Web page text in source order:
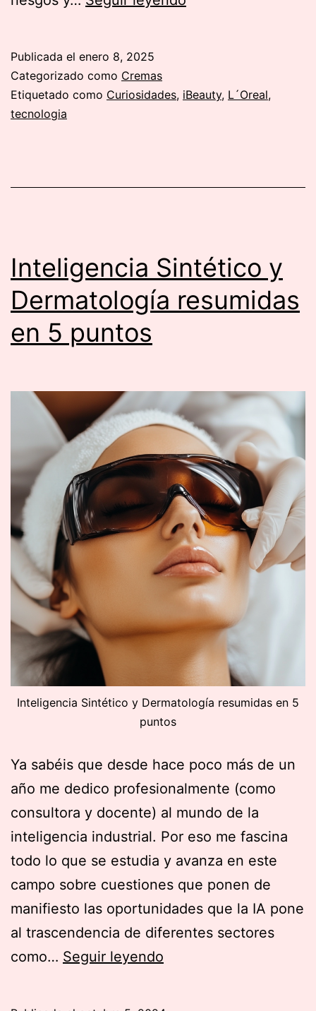
en
BioPrint
Publicada el enero 8, 2025
Categorizado como Cremas
Etiquetado como Curiosidades, iBeauty, L´Oreal,
tecnologia
Inteligencia Sintético y
Dermatología resumidas
en 5 puntos
Inteligencia Sintético y Dermatología resumidas en 5
puntos
Ya sabéis que desde hace poco más de un
año me dedico profesionalmente (como
consultora y docente) al mundo de la
inteligencia industrial. Por eso me fascina
todo lo que se estudia y avanza en este
campo sobre cuestiones que ponen de
manifiesto las oportunidades que la IA pone
al trascendencia de diferentes sectores
como… Seguir leyendo